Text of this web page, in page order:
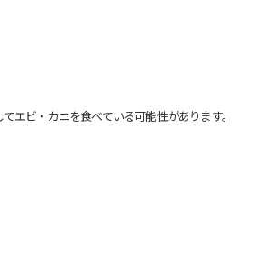
ビ・カニを食べている可能性があります。